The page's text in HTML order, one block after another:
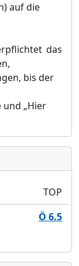
auf die
das
bis der
„Hier
TOP
Ö 6.5